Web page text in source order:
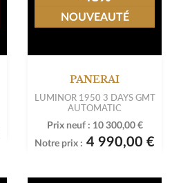
PANERAI
LUMINOR 1950 3 DAYS GMT
AUTOMATIC
Prix neuf : 10 300,00 €
Notre prix : 4 990,00 €
NOUVEAUTÉ